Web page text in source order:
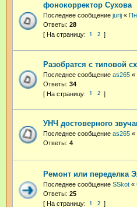
фонокорректор Сухова
Последнее сообщение jurij «
Ответы: 28
1 2
Разобратся с типовой
Последнее сообщение as265 «
Ответы: 34
1 2
УНЧ достоверного
Последнее сообщение as265 «
Ответы: 4
Ремонт или переделка
Последнее сообщение SSkot «
Ответы: 25
1 2